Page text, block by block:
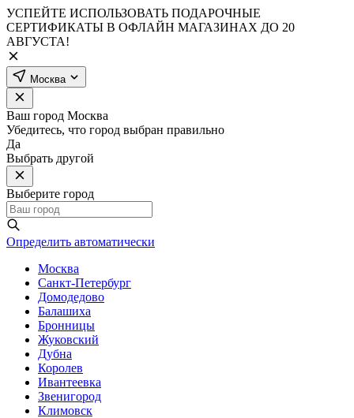
УСПЕЙТЕ ИСПОЛЬЗОВАТЬ ПОДАРОЧНЫЕ
СЕРТИФИКАТЫ В ОФЛАЙН МАГАЗИНАХ ДО 20
АВГУСТА!
Москва
Ваш город Москва
Убедитесь, что город выбран правильно
Да
Выбрать другой
Выберите город
Определить автоматически
Москва
Санкт-Петербург
Домодедово
Балашиха
Бронницы
Жуковский
Дубна
Королев
Ивантеевка
Звенигород
Климовск